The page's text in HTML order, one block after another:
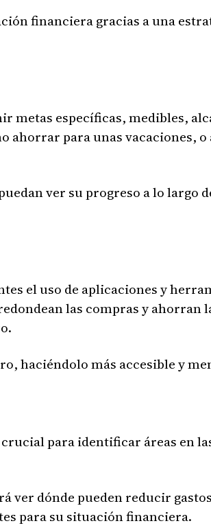
financiera gracias a una
metas específicas, medibles,
ahorrar para unas vacaciones, o
ver su progreso a lo largo
el uso de aplicaciones y
las compras y ahorran
haciéndolo más accesible y
para identificar áreas en
ver dónde pueden reducir
para su situación financiera.